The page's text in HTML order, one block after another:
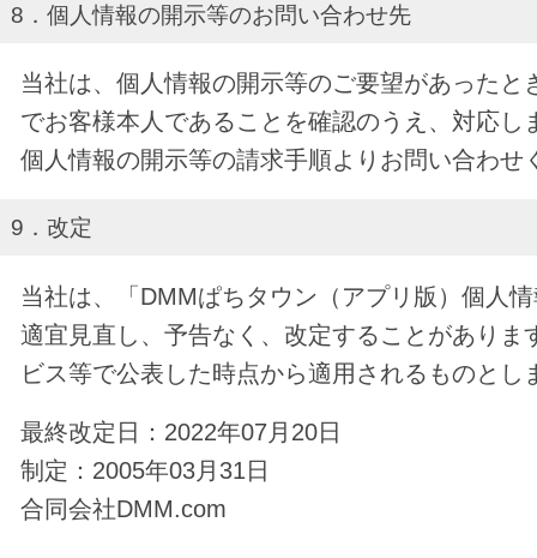
8．個人情報の開示等のお問い合わせ先
当社は、個人情報の開示等のご要望があったと
でお客様本人であることを確認のうえ、対応し
個人情報の開示等の請求手順よりお問い合わせ
9．改定
当社は、「DMMぱちタウン（アプリ版）個人
適宜見直し、予告なく、改定することがありま
ビス等で公表した時点から適用されるものとし
最終改定日：2022年07月20日
制定：2005年03月31日
合同会社DMM.com